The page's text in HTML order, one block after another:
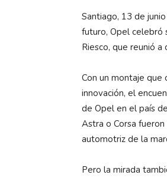
Santiago, 13 de
futuro, Opel celebró
Riesco, que reunió
Con un montaje que
innovación, el
de Opel en el país
Astra o Corsa
automotriz de la
Pero la mirada